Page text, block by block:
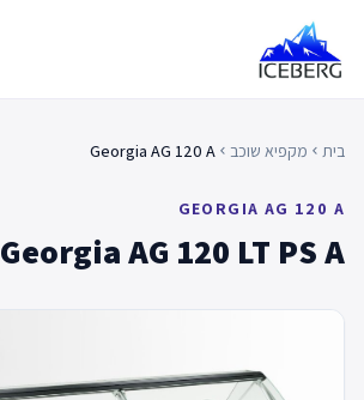
content
בית chevron_left מקפיא שוכב chevron_left
Georgia AG 120 A
GEORGIA AG 120 A
Georgia AG 120 LT PS A